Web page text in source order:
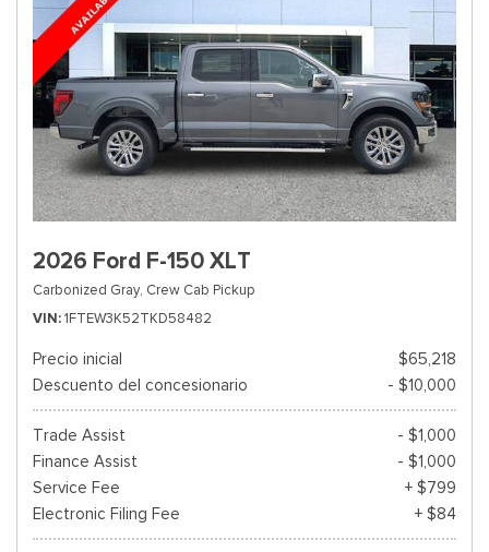
2026 Ford F-150 XLT
Carbonized Gray, Crew Cab Pickup
VIN 1FTEW3K52TKD58482
Precio inicial
$65,218
Descuento del concesionario
- $10,000
Trade Assist
- $1,000
Finance Assist
- $1,000
Service Fee
+ $799
Electronic Filing Fee
+ $84